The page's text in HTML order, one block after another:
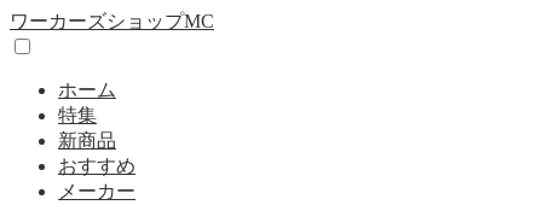
ワーカーズショップMC
ホーム
特集
新商品
おすすめ
メーカー